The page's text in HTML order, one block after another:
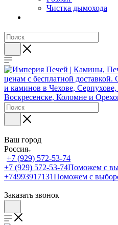
Чистка дымохода
Ваш город
Россия
+7 (929) 572-53-74
+7 (929) 572-53-74Поможем с
+74993917131Поможем с
Заказать звонок